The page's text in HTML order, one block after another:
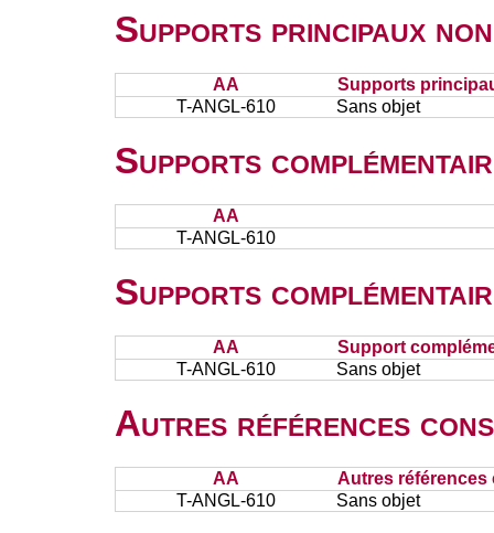
Supports principaux
AA
Supports
T-ANGL-610
Sans objet
Supports
AA
T-ANGL-610
Supports
AA
Support
T-ANGL-610
Sans objet
Autres références
AA
Autres références
T-ANGL-610
Sans objet